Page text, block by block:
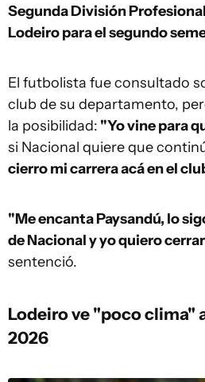
Segunda División
Lodeiro para el segundo
El futbolista fue consultado
club de su departamento,
la posibilidad: "Yo vine para
si Nacional quiere que
cierro mi carrera acá en el
"Me encanta Paysandú, lo
de Nacional y yo quiero
sentenció.
Lodeiro ve "poco clima"
2026